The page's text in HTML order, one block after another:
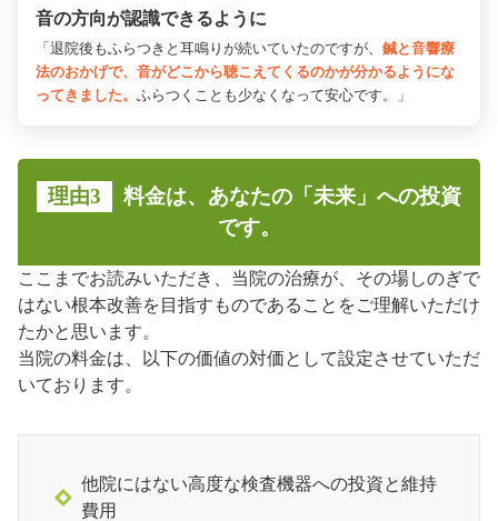
音の方向が認識できるように
「退院後もふらつきと耳鳴りが続いていたのですが、 鍼と音響療
法のおかげで、音がどこから聴こえてくるのかが分かるようにな
ってきました。 ふらつくことも少なくなって安心です。」
理由3
料金は、あなたの「未来」への投資
です。
ここまでお読みいただき、当院の治療が、その場しのぎで
はない根本改善を目指すものであることをご理解いただけ
たかと思います。
当院の料金は、以下の価値の対価として設定させていただ
いております。
他院にはない高度な検査機器への投資と維持
費用